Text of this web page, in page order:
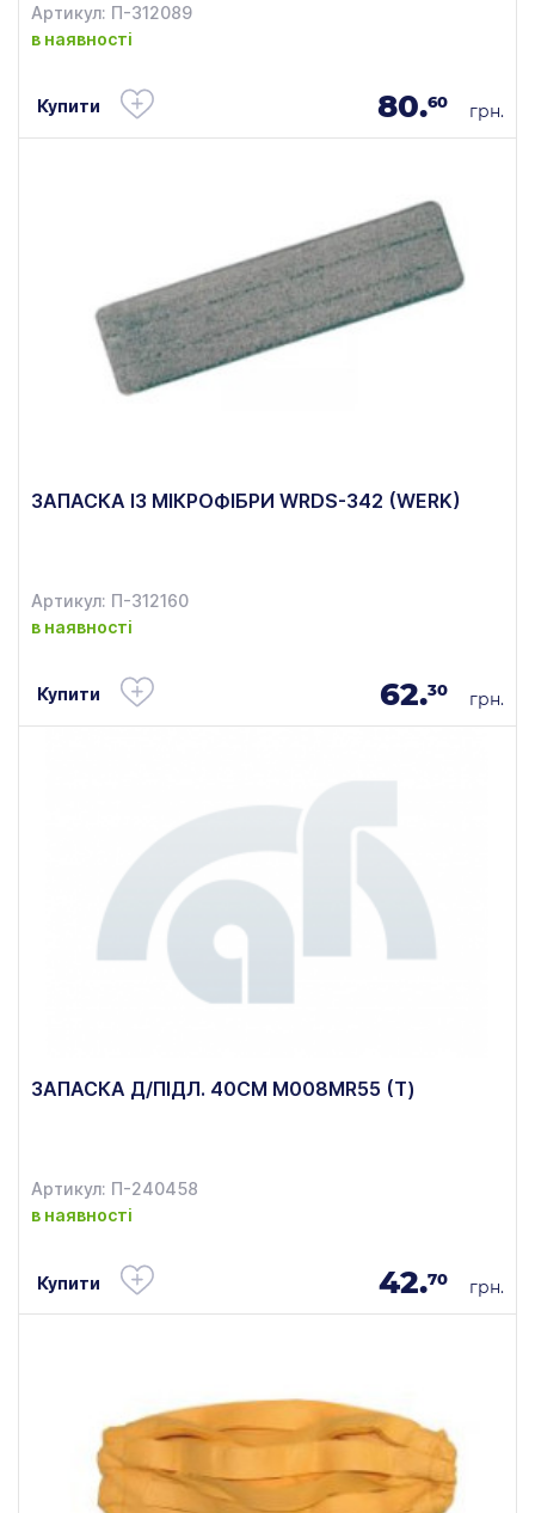
Артикул: П-312089
в наявності
Купити 80.60 грн.
ЗАПАСКА ІЗ МІКРОФІБРИ WRDS-342 (WERK)
Артикул: П-312160
в наявності
Купити 62.30 грн.
ЗАПАСКА Д/ПІДЛ. 40СМ M008MR55 (Т)
Артикул: П-240458
в наявності
Купити 42.70 грн.